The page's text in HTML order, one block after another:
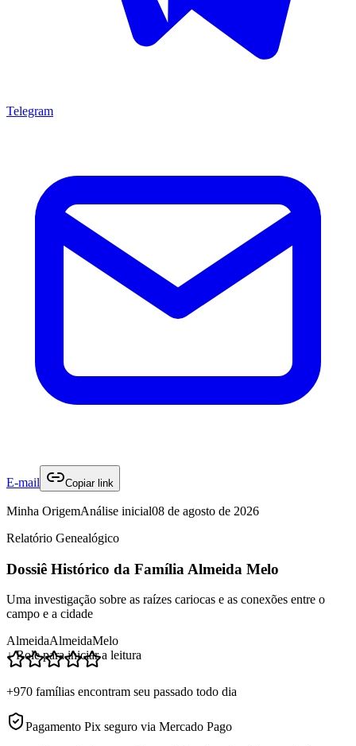
Telegram
E-mail Copiar link
Minha OrigemAnálise inicial08 de agosto de 2026
Relatório Genealógico
Dossiê Histórico da Família Almeida Melo
Uma investigação sobre as raízes cariocas e as conexões entre o
campo e a cidade
AlmeidaAlmeidaMelo
↓ Role para iniciar a leitura
+970 famílias encontram seu passado todo dia
Pagamento Pix seguro via Mercado Pago